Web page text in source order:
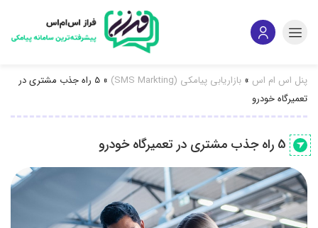
پنل اس ام اس » بازاریابی پیامکی (SMS Markting) »
5 راه جذب مشتری در
تعمیرگاه خودرو
5 راه جذب مشتری در تعمیرگاه خودرو